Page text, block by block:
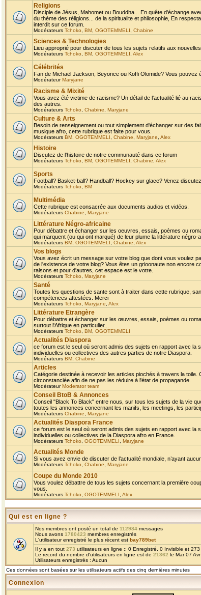
Religions
Disciple de Jésus, Mahomet ou Bouddha... En quête d'échange
du thème des réligions... de la spiritualite et philosophie, En
interdit sur ce forum.
Modérateurs Tchoko BM OGOTEMMELI Chabine
Sciences & Technologies
Lieu approprié pour discuter de tous les sujets relatifs aux
Modérateurs Tchoko BM OGOTEMMELI Alex
Célébrités
Fan de Michaël Jackson, Beyonce ou Koffi Olomide? Vous
ModérateurMaryjane
Racisme & Mixité
Vous avez été victime de racisme? Un détail de l'actualité lié au
des autres.
Modérateurs Tchoko Chabine Maryjane
Culture & Arts
Besoin de renseignement ou tout simplement d'échanger sur des
musique afro, cette rubrique est faite pour vous.
Modérateurs BM OGOTEMMELI Chabine Maryjane Alex
Histoire
Discutez de l'histoire de notre communauté dans ce forum
Modérateurs Tchoko BM OGOTEMMELI Chabine Alex
Sports
Football? Basket-ball? Handball? Hockey sur glace? Venez
Modérateurs Tchoko BM
Multimédia
Cette rubrique est consacrée aux documents audios et vidéos.
Modérateurs Chabine Maryjane
Littérature Négro-africaine
Pour débattre et échanger sur les oeuvres, essais, poèmes ou
qui marquent (ou qui ont marqué) de leur plume la littérature négro-
Modérateurs BM OGOTEMMELI Chabine Alex
Vos blogs
Vous avez écrit un message sur votre blog que dont vous voulez
de l'existence de votre blog? Vous êtes un grioonaute non encore
raisons et pour d'autres, cet espace est le votre.
Modérateurs Tchoko Maryjane
Santé
Toutes les questions de sante sont à traiter dans cette rubrique,
compétences attestées. Merci
Modérateurs Tchoko Maryjane Alex
Littérature Etrangère
Pour débattre et échanger sur les œuvres, essais, poèmes ou
surtout l'Afrique en particulier...
Modérateurs Tchoko BM OGOTEMMELI
Actualités Diaspora
ce forum est le seul où seront admis des sujets en rapport avec la
individuelles ou collectives des autres parties de notre Diaspora.
Modérateurs BM Chabine
Articles
Catégorie destinée à recevoir les articles piochés à travers la
circonstanciée afin de ne pas les réduire à l'état de propagande.
ModérateurModerator team
Conseil BtoB & Annonces
Conseil "Black To Black" entre nous, sur tous les sujets de la vie
toutes les annonces concernant les manifs, les meetings, les
Modérateurs Chabine Maryjane
Actualités Diaspora France
ce forum est le seul où seront admis des sujets en rapport avec la
individuelles ou collectives de la Diaspora afro en France.
Modérateurs Tchoko OGOTEMMELI Maryjane
Actualités Monde
Si vous avez envie de discuter de l’actualité mondiale, n’ayant
Modérateurs Tchoko Chabine Maryjane
Coupe du Monde 2010
Vous voulez débattre de tous les sujets concernant la première
vous.
Modérateurs Tchoko OGOTEMMELI Alex
Qui est en ligne ?
Nos membres ont posté un total de 112984 messages
Nous avons 1780423 membres enregistrés
L'utilisateur enregistré le plus récent est bay789bet
Il y a en tout 273 utilisateurs en ligne :: 0 Enregistré, 0 Invisible et
Le record du nombre d'utilisateurs en ligne est de 21362 le Mar 07
Utilisateurs enregistrés : Aucun
Ces données sont basées sur les utilisateurs actifs des cinq dernières minutes
Connexion